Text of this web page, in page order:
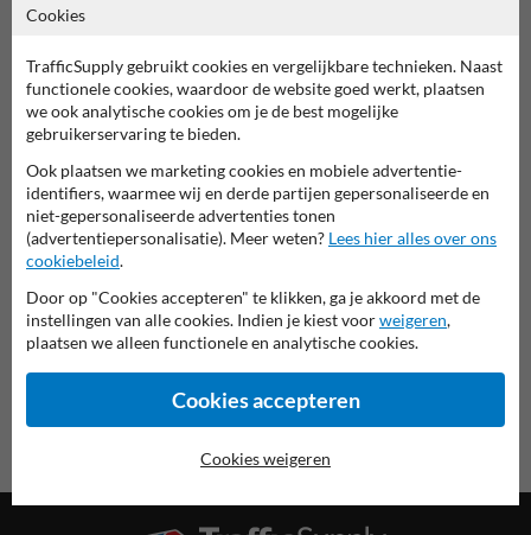
Verkeersbord in serie M
deze informatie printen
overzicht officiële verkeersborden
Verkeersbord.be
bekijk product in onze webshop
Cookies
TrafficSupply gebruikt cookies en vergelijkbare technieken. Naast
functionele cookies, waardoor de website goed werkt, plaatsen
we ook analytische cookies om je de best mogelijke
gebruikerservaring te bieden.
Ook plaatsen we marketing cookies en mobiele advertentie-
identifiers, waarmee wij en derde partijen gepersonaliseerde en
niet-gepersonaliseerde advertenties tonen
(advertentiepersonalisatie). Meer weten? Lees hier alles over ons
cookiebeleid.
Door op "Cookies accepteren" te klikken, ga je akkoord met de
instellingen van alle cookies. Indien je kiest voorweigeren,
plaatsen we alleen functionele en analytische cookies.
Cookies accepteren
Cookies weigeren